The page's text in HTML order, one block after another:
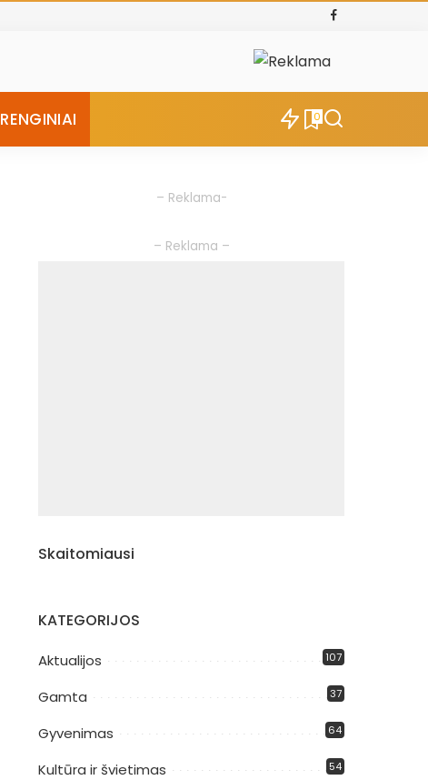
RENGINIAI 0
– Reklama-
– Reklama –
Skaitomiausi
KATEGORIJOS
Aktualijos 107
Gamta 37
Gyvenimas 64
Kultūra ir švietimas 54